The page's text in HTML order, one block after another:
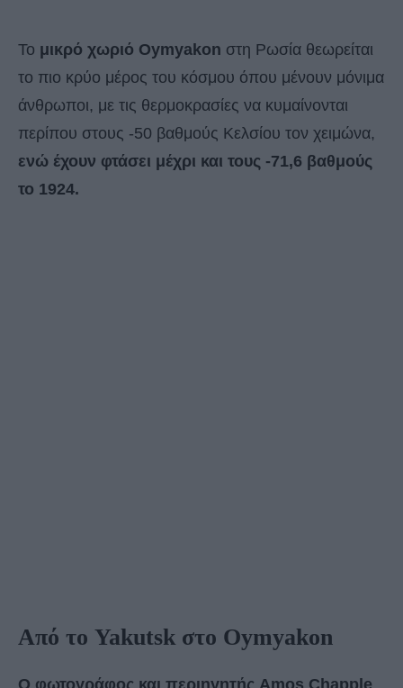
Το μικρό χωριό Oymyakon στη Ρωσία θεωρείται
το πιο κρύο μέρος του κόσμου όπου μένουν μόνιμα
άνθρωποι, με τις θερμοκρασίες να κυμαίνονται
περίπου στους -50 βαθμούς Κελσίου τον χειμώνα,
ενώ έχουν φτάσει μέχρι και τους -71,6 βαθμούς
το 1924.
Από το Yakutsk στο Oymyakon